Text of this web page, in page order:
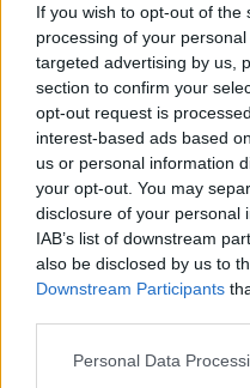
If you wish to opt-out of
processing of your
targeted advertising by us,
section to confirm your
opt-out request is
interest-based ads based
us or personal information
your opt-out. You may
disclosure of your personal
IAB’s list of downstream
also be disclosed by us to
Downstream Participants
Please note that this
Personal Data
teherautó vezetője nem
Híradó